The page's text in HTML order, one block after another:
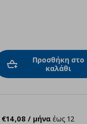
Προσθήκη στο
καλάθι
€14,08 / μήναέως 12